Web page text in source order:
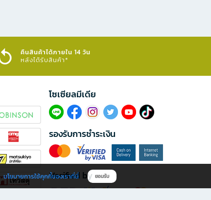
คืนสินค้าได้ภายใน 14 วัน
หลังได้รับสินค้า*
โซเซียลมีเดีย​
รองรับการชำระเงิน
Verified by
นโยบายการใช้คุกกี้ของเราที่นี่ ยอมรับ